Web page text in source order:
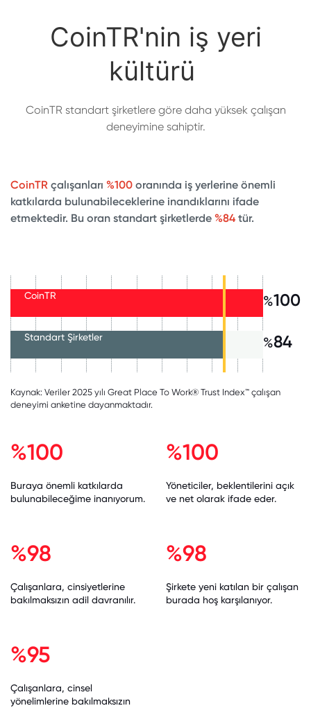
CoinTR'nin iş yeri
kültürü
CoinTR standart şirketlere göre daha yüksek çalışan
deneyimine sahiptir.
CoinTR çalışanları %100 oranında iş yerlerine önemli
katkılarda bulunabileceklerine inandıklarını ifade
etmektedir. Bu oran standart şirketlerde %84 tür.
CoinTR
Standart Şirketler
%100
%84
Kaynak: Veriler 2025 yılı Great Place To Work® Trust Index™ çalışan
deneyimi anketine dayanmaktadır.
%100
Buraya önemli katkılarda
bulunabileceğime inanıyorum.
%100
Yöneticiler, beklentilerini açık
ve net olarak ifade eder.
%98
Çalışanlara, cinsiyetlerine
bakılmaksızın adil davranılır.
%98
Şirkete yeni katılan bir çalışan
burada hoş karşılanıyor.
%95
Çalışanlara, cinsel
yönelimlerine bakılmaksızın